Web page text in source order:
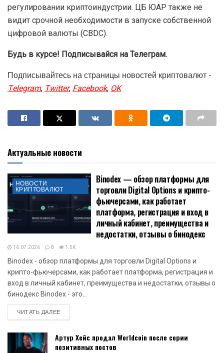
регулировании криптоиндустрии. ЦБ ЮАР также не
видит срочной необходимости в запуске собственной
цифровой валюты (CBDC).
Будь в курсе! Подписывайся на Телеграм.
Подписывайтесь на страницы новостей криптовалют -
Telegram,Twitter,Facebook,OK
Актуальные новости
НОВОСТИ
КРИПТОВАЛЮТ
Binodex — обзор платформы для
торговли Digital Options и крипто-
фьючерсами, как работает
платформа, регистрация и вход в
личный кабинет, преимущества и
недостатки, отзывы о бинодекс
16.07.2026 0 1.5K
Binodex - обзор платформы для торговли Digital Options и
крипто-фьючерсами, как работает платформа, регистрация и
вход в личный кабинет, преимущества и недостатки, отзывы о
бинодекс Binodex - это...
ЧИТАТЬ ДАЛЕЕDETAILS
Артур Хейс продал Worldcoin после серии
позитивных постов